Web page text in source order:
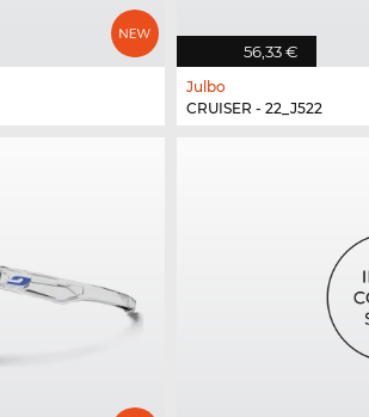
56,33 €
Julbo
CRUISER - 22_J522